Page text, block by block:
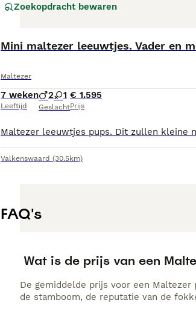
van de Maltezer is charmant, extreem
Lees onzeMaltezer adviespaginavoor
Zoekopdracht bewaren
Maltezer
7 weken
Leeftijd
2 1
Geslacht
€ 1.595
Prijs
Valkenswaard (30.5km)
FAQ's
Wat is de prijs van een
De gemiddelde prijs voor een
de stamboom, de reputatie van de